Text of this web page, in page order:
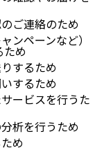
ご連絡のため
ンペーンなど）
め
するため
するため
ービスを行うた
析を行うため
め